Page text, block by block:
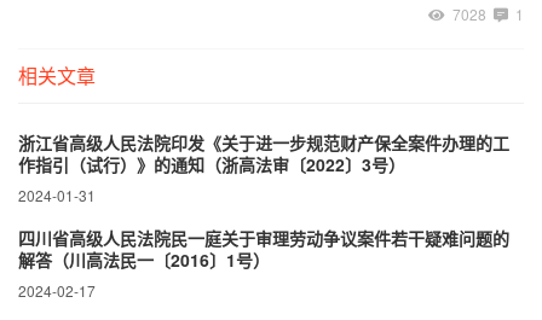
7028 1
相关文章
浙江省高级人民法院印发《关于进一步规范财产保全案件办理的工
作指引（试行）》的通知（浙高法审〔2022〕3号）
2024-01-31
四川省高级人民法院民一庭关于审理劳动争议案件若干疑难问题的
解答（川高法民一〔2016〕1号）
2024-02-17